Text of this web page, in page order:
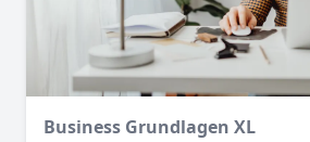
Business Grundlagen XL